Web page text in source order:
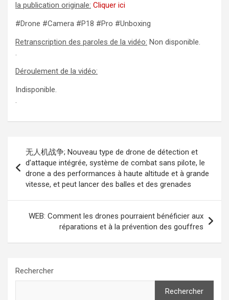
la publication originale: Cliquer ici
#Drone #Camera #P18 #Pro #Unboxing
Retranscription des paroles de la vidéo: Non disponible.
.
Déroulement de la vidéo:
Indisponible.
.
Navigation
de
l’article
无人机战争; Nouveau type de drone de détection et
d’attaque intégrée, système de combat sans pilote, le
drone a des performances à haute altitude et à grande
vitesse, et peut lancer des balles et des grenades
WEB: Comment les drones pourraient bénéficier aux
réparations et à la prévention des gouffres
Rechercher
Rechercher